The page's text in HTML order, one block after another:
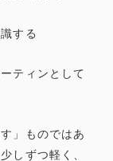
する
ティンとして
」ものではあ
しずつ軽く、